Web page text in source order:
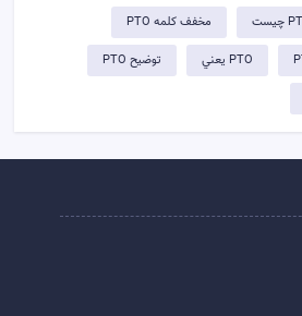
مخفف کلمه PTO
PTO يعني توضيح PTO